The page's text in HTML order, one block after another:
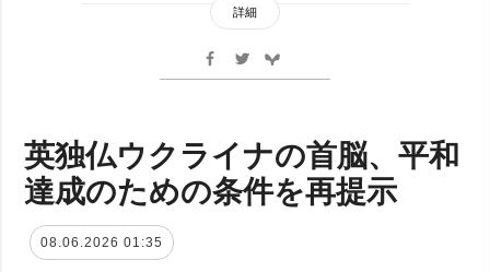
詳細
英独仏ウクライナの首脳、平和
達成のための条件を再提示
08.06.2026 01:35